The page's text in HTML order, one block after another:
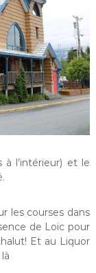
à l’intérieur) et le
les courses dans
de Loïc pour
Et au Liquor